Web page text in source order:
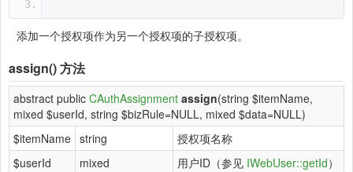
添加一个授权项作为另一个授权项的子授权项。
assign()方法
abstract public CAuthAssignment assign(string $itemName,
mixed $userId, string $bizRule=NULL, mixed $data=NULL)
$itemName string
授权项名称
$userId
mixed 用户ID（参见 IWebUser::getId）